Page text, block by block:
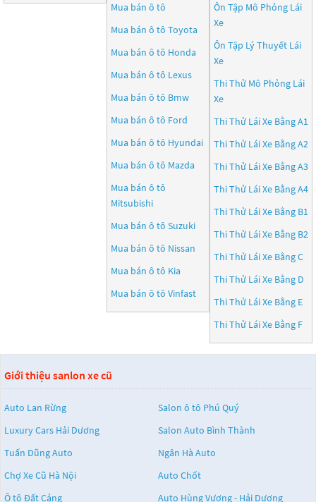
Mua bán ô tô
Mua bán ô tô Toyota
Mua bán ô tô Honda
Mua bán ô tô Lexus
Mua bán ô tô Bmw
Mua bán ô tô Ford
Mua bán ô tô Hyundai
Mua bán ô tô Mazda
Mua bán ô tô
Mitsubishi
Mua bán ô tô Suzuki
Mua bán ô tô Nissan
Mua bán ô tô Kia
Mua bán ô tô Vinfast
Ôn Tập Mô Phỏng Lái
Xe
Ôn Tập Lý Thuyết Lái
Xe
Thi Thử Mô Phỏng Lái
Xe
Thi Thử Lái Xe Bằng A1
Thi Thử Lái Xe Bằng A2
Thi Thử Lái Xe Bằng A3
Thi Thử Lái Xe Bằng A4
Thi Thử Lái Xe Bằng B1
Thi Thử Lái Xe Bằng B2
Thi Thử Lái Xe Bằng C
Thi Thử Lái Xe Bằng D
Thi Thử Lái Xe Bằng E
Thi Thử Lái Xe Bằng F
Giới thiệu sanlon xe cũ
Auto Lan Rừng
Salon ô tô Phú Quý
Luxury Cars Hải Dương
Salon Auto Bình Thành
Tuấn Dũng Auto
Ngân Hà Auto
Chợ Xe Cũ Hà Nội
Auto Chốt
Ô tô Đất Cảng
Auto Hùng Vương - Hải Dương